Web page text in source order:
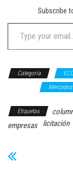
Subscribe
Type your email…
Categoría
Mercados
Etiquetas
empresas
licitación